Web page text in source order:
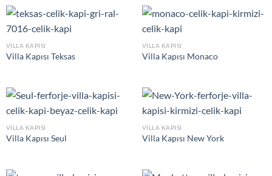
VILLA KAPISI
Villa Kapısı Teksas
VILLA KAPISI
Villa Kapısı Monaco
VILLA KAPISI
Villa Kapısı Seul
VILLA KAPISI
Villa Kapısı New York